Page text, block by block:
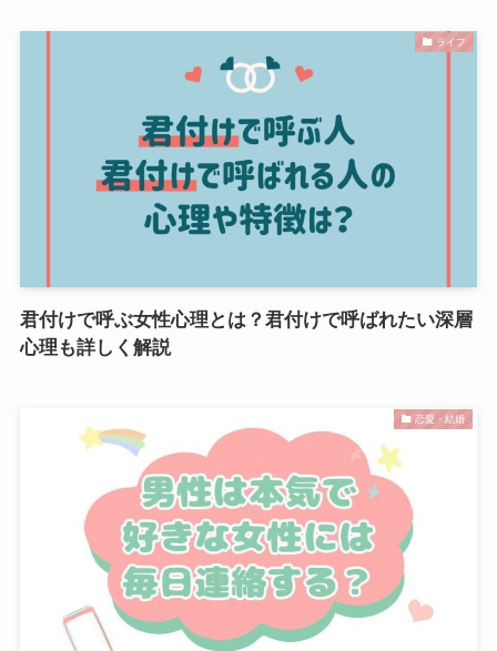
ライフ
君付けで呼ぶ女性心理とは？君付けで呼ばれたい深層
心理も詳しく解説
恋愛・結婚